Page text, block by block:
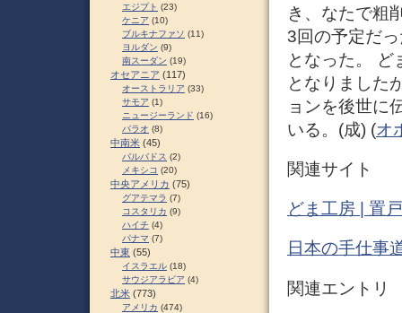
き、なたで粗
3回の予定だ
となった。 ど
となりました
ョンを後世に
いる。(成) (オ
関連サイト
どま工房 | 置
日本の手仕事
関連エントリ
エジプト (23)
ケニア (10)
ブルキナファソ (11)
ヨルダン (9)
南スーダン (19)
オセアニア (117)
オーストラリア (33)
サモア (1)
ニュージーランド (16)
パラオ (8)
中南米 (45)
バルバドス (2)
メキシコ (20)
中央アメリカ (75)
グアテマラ (7)
コスタリカ (9)
ハイチ (4)
パナマ (7)
中東 (55)
イスラエル (18)
サウジアラビア (4)
北米 (773)
アメリカ (474)